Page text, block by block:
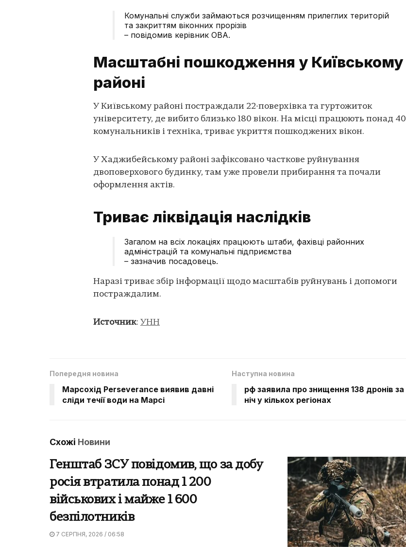
Комунальні служби займаються розчищенням прилеглих територій
та закриттям віконних прорізів
– повідомив керівник ОВА.
Масштабні пошкодження у Київському
районі
У Київському районі постраждали 22-поверхівка та гуртожиток
університету, де вибито близько 180 вікон. На місці працюють понад 40
комунальників і техніка, триває укриття пошкоджених вікон.
У Хаджибейському районі зафіксовано часткове руйнування
двоповерхового будинку, там уже провели прибирання та почали
оформлення актів.
Триває ліквідація наслідків
Загалом на всіх локаціях працюють штаби, фахівці районних
адміністрацій та комунальні підприємства
– зазначив посадовець.
Наразі триває збір інформації щодо масштабів руйнувань і допомоги
постраждалим.
Источник: УНН
Попередня новина
Марсохід Perseverance виявив давні
сліди течії води на Марсі
Наступна новина
рф заявила про знищення 138 дронів за
ніч у кількох регіонах
Схожі Новини
Генштаб ЗСУ повідомив, що за добу
росія втратила понад 1 200
військових і майже 1 600
безпілотників
7 СЕРПНЯ, 2026 / 06:58